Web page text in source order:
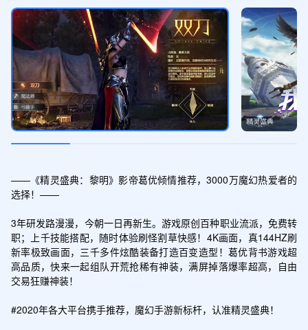
——《精灵盛典：黎明》影帝葛优倾情推荐，3000万魔幻热爱者的
选择！——
3年研发路漫漫，今朝一日再新生。游戏原创百种职业流派，免费转
职；上千技能搭配，随时体验刷怪割草快感！4K画面，真144HZ刷
新率极致画面，三千多件炫酷装备打造百变造型！葛优背书游戏超
高品质，快来一起组队开荒抢稀有神装，满屏掉落爆率超高，自由
交易狂赚神装！
#2020年各大平台携手推荐，魔幻手游新标杆，认准精灵盛典！